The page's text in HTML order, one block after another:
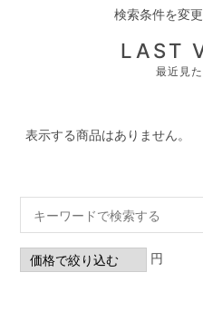
検索条件を変
LAST
最近見
表示する商品はありません。
円